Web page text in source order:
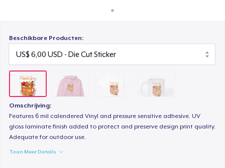
Beschikbare Producten:
Omschrijving:
Features 6 mil calendered Vinyl and pressure sensitive adhesive. UV
gloss laminate finish added to protect and preserve design print quality.
Adequate for outdoor use.
Toon Meer Details